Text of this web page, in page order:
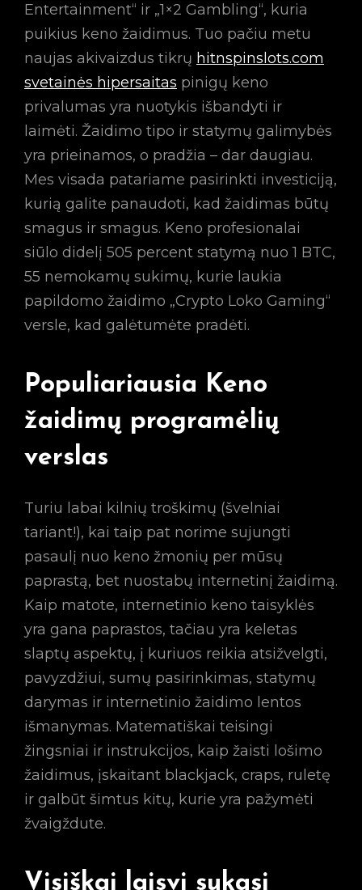
Entertainment“ ir „1×2 Gambling“, kuria
puikius keno žaidimus. Tuo pačiu metu
naujas akivaizdus tikrų hitnspinslots.com
svetainės hipersaitas pinigų keno
privalumas yra nuotykis išbandyti ir
laimėti. Žaidimo tipo ir statymų galimybės
yra prieinamos, o pradžia – dar daugiau.
Mes visada patariame pasirinkti investiciją,
kurią galite panaudoti, kad žaidimas būtų
smagus ir smagus. Keno profesionalai
siūlo didelį 505 percent statymą nuo 1 BTC,
55 nemokamų sukimų, kurie laukia
papildomo žaidimo „Crypto Loko Gaming“
versle, kad galėtumėte pradėti.
Populiariausia Keno
žaidimų programėlių
verslas
Turiu labai kilnių troškimų (švelniai
tariant!), kai taip pat norime sujungti
pasaulį nuo keno žmonių per mūsų
paprastą, bet nuostabų internetinį žaidimą.
Kaip matote, internetinio keno taisyklės
yra gana paprastos, tačiau yra keletas
slaptų aspektų, į kuriuos reikia atsižvelgti,
pavyzdžiui, sumų pasirinkimas, statymų
darymas ir internetinio žaidimo lentos
išmanymas. Matematiškai teisingi
žingsniai ir instrukcijos, kaip žaisti lošimo
žaidimus, įskaitant blackjack, craps, ruletę
ir galbūt šimtus kitų, kurie yra pažymėti
žvaigždute.
Visiškai laisvi sukasi